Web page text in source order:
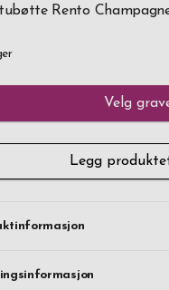
Rento
Velg
Legg